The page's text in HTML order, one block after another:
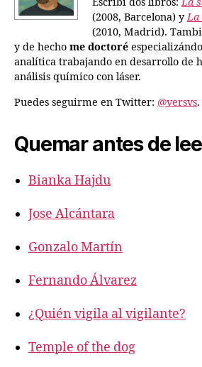
Escribí dos libros:La
(2008, Barcelona) yLa
(2010, Madrid).
y de hecho me doctoré
analítica trabajando en desarrollo de
análisis químico con láser.
Puedes seguirme en Twitter: @versvs.
Quemar antes de
Bianka Hajdu
Jose Alcántara
Gonzalo Martín
Fernando Álvarez
¿Quién vigila al vigilante?
Temple of the dog